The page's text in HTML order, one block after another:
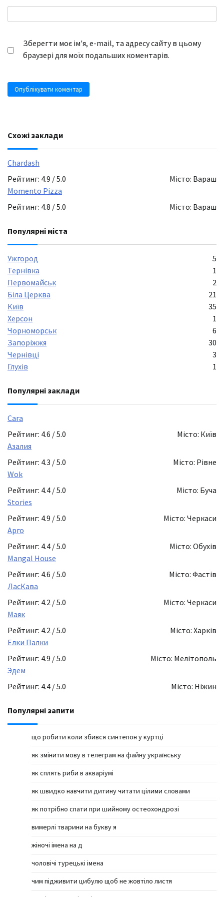
Зберегти моє ім'я, e-mail, та адресу сайту в цьому
браузері для моїх подальших коментарів.
Схожі заклади
Chardash
Рейтинг: 4.9 / 5.0
Місто: Вараш
Momento Pizza
Рейтинг: 4.8 / 5.0
Місто: Вараш
Популярні міста
Ужгород
5
Тернівка
1
Первомайськ
2
Біла Церква
21
Київ
35
Херсон
1
Чорноморськ
6
Запоріжжя
30
Чернівці
3
Глухів
1
Популярні заклади
Сага
Рейтинг: 4.6 / 5.0
Місто: Київ
Азалия
Рейтинг: 4.3 / 5.0
Місто: Рівне
Wok
Рейтинг: 4.4 / 5.0
Місто: Буча
Stories
Рейтинг: 4.9 / 5.0
Місто: Черкаси
Арго
Рейтинг: 4.4 / 5.0
Місто: Обухів
Mangal House
Рейтинг: 4.6 / 5.0
Місто: Фастів
ЛасКава
Рейтинг: 4.2 / 5.0
Місто: Черкаси
Маяк
Рейтинг: 4.2 / 5.0
Місто: Харків
Елки Палки
Рейтинг: 4.9 / 5.0
Місто: Мелітополь
Эдем
Рейтинг: 4.4 / 5.0
Місто: Ніжин
Популярні запити
що робити коли збився синтепон у куртці
як змінити мову в телеграм на файну українську
як сплять риби в акваріумі
як швидко навчити дитину читати цілими словами
як потрібно спати при шийному остеохондрозі
вимерлі тварини на букву я
жіночі імена на д
чоловічі турецькі імена
чим підживити цибулю щоб не жовтіло листя